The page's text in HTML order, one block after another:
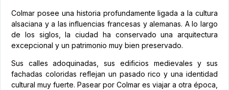
Colmar posee una historia profundamente ligada a la cultura
alsaciana y a las influencias francesas y alemanas. A lo largo
de los siglos, la ciudad ha conservado una arquitectura
excepcional y un patrimonio muy bien preservado.
Sus calles adoquinadas, sus edificios medievales y sus
fachadas coloridas reflejan un pasado rico y una identidad
cultural muy fuerte. Pasear por Colmar es viajar a otra época,